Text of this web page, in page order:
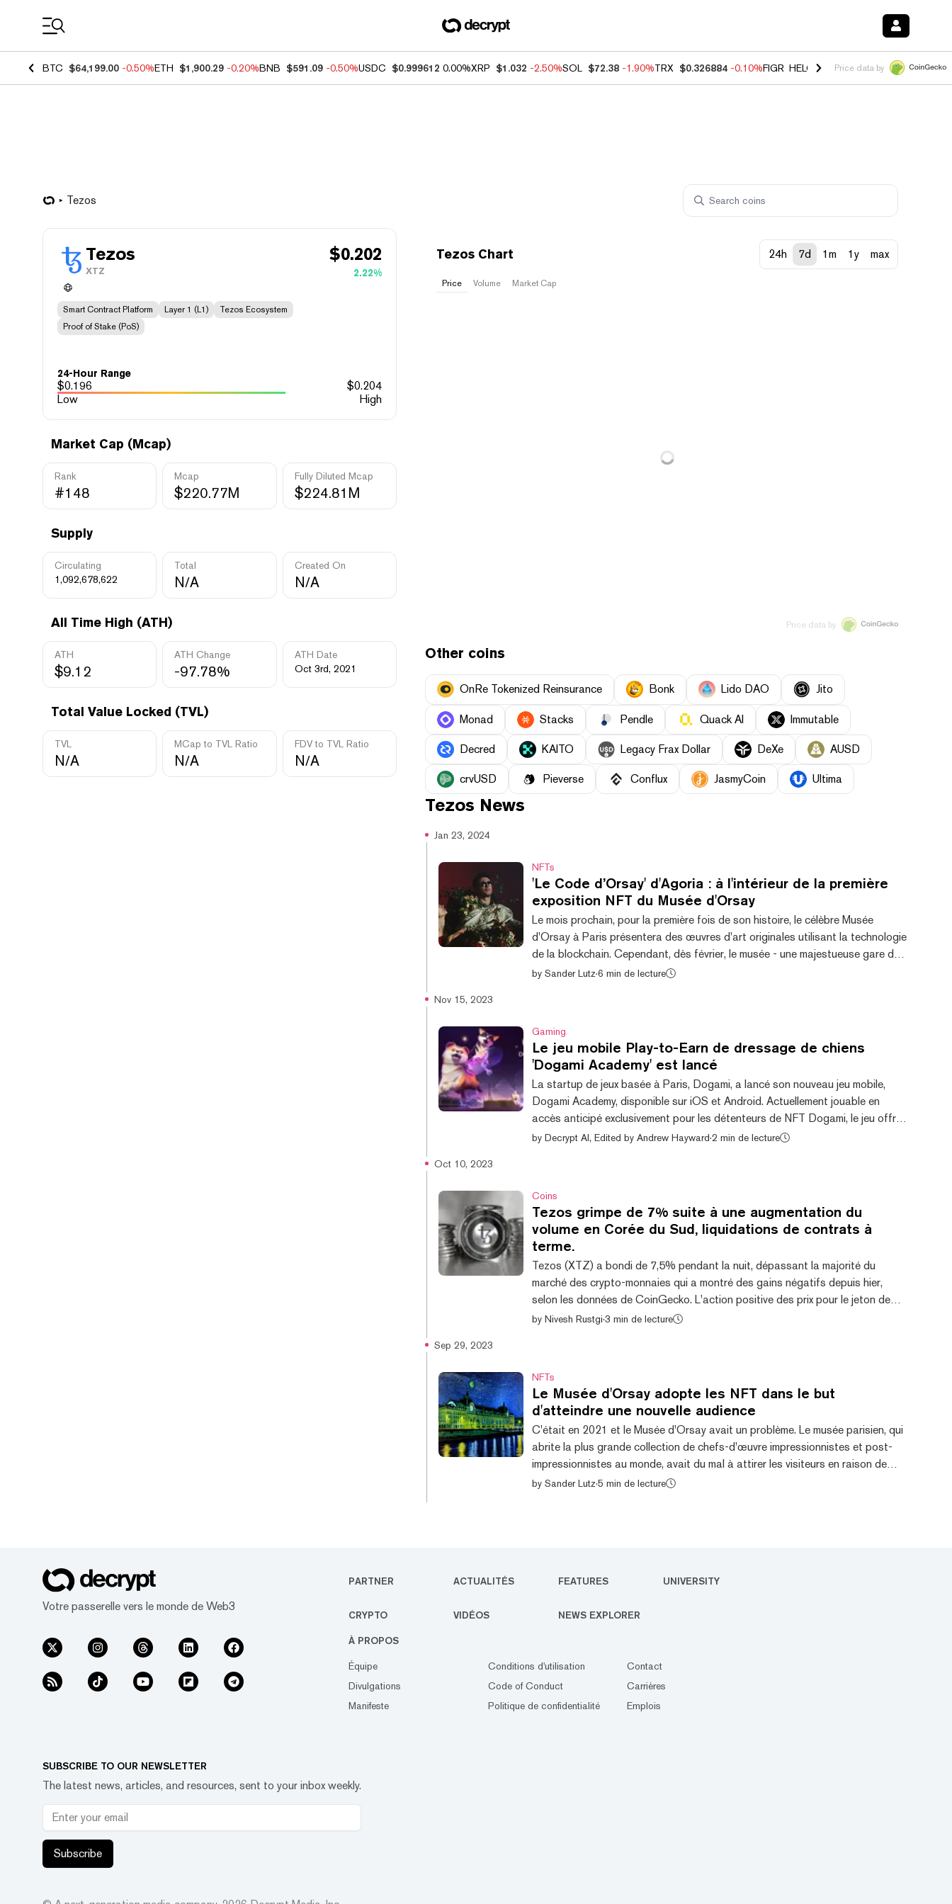
BTC $64,199.00 -0.50%ETH $1,900.29 -0.20%BNB $591.09 -0.50%USDC $0.999612 0.00%XRP $1.032 -2.50%SOL $72.38 -1.90%TRX $0.326884 -0.10%FIGR_HELOC $1.018 -3.00%HYPE
Price data by
Tezos
Tezos
XTZ
$0.202
2.22%
Smart Contract Platform Layer 1 (L1)
Tezos Ecosystem
Proof of Stake (PoS)
24-Hour Range
$0.196 $0.204
Low
High
Market Cap (Mcap)
Rank
#148
Mcap
$220.77M
Fully Diluted Mcap
$224.81M
Supply
Circulating
1,092,678,622
Total
N/A
Created On
N/A
All Time High (ATH)
ATH
$9.12
ATH Change
-97.78%
ATH Date
Oct 3rd, 2021
Total Value Locked (TVL)
TVL
N/A
MCap to TVL Ratio
N/A
FDV to TVL Ratio
N/A
Tezos Chart 24h 7d 1m 1y max
Price Volume Market Cap
Price data by
Other coins
OnRe Tokenized Reinsurance Bonk Lido DAO Jito
Monad Stacks Pendle Quack AI Immutable
Decred KAITO Legacy Frax Dollar DeXe AUSD
crvUSD Pieverse Conflux JasmyCoin Ultima
Tezos News
Jan 23, 2024
NFTs
'Le Code d’Orsay' d'Agoria : à l'intérieur de la première
exposition NFT du Musée d'Orsay
Le mois prochain, pour la première fois de son histoire, le célèbre Musée
d'Orsay à Paris présentera des œuvres d'art originales utilisant la technologie
de la blockchain. Cependant, dès février, le musée - une majestueuse gare du
XIXe siècle sur la rive gauche de la Seine, bordée par les chefs-d'œuvre de
by Sander Lutz·6 min de lecture
Nov 15, 2023
Gaming
Le jeu mobile Play-to-Earn de dressage de chiens
'Dogami Academy' est lancé
La startup de jeux basée à Paris, Dogami, a lancé son nouveau jeu mobile,
Dogami Academy, disponible sur iOS et Android. Actuellement jouable en
accès anticipé exclusivement pour les détenteurs de NFT Dogami, le jeu offre
des récompenses en jetons crypto aux joueurs. Dogami Academy est un jeu
by Decrypt AI, Edited by Andrew Hayward·2 min de lecture
Oct 10, 2023
Coins
Tezos grimpe de 7% suite à une augmentation du
volume en Corée du Sud, liquidations de contrats à
terme.
Tezos (XTZ) a bondi de 7,5% pendant la nuit, dépassant la majorité du
marché des crypto-monnaies qui a montré des gains négatifs depuis hier,
selon les données de CoinGecko. L'action positive des prix pour le jeton de
couche 1 peut probablement être attribuée à une augmentation du volume des
by Nivesh Rustgi·3 min de lecture
Sep 29, 2023
NFTs
Le Musée d'Orsay adopte les NFT dans le but
d'atteindre une nouvelle audience
C'était en 2021 et le Musée d'Orsay avait un problème. Le musée parisien, qui
abrite la plus grande collection de chefs-d'œuvre impressionnistes et post-
impressionnistes au monde, avait du mal à attirer les visiteurs en raison de
l'incertitude constante des confinements liés au Covid. Certains membres du
by Sander Lutz·5 min de lecture
Votre passerelle vers le monde de Web3
PARTNER ACTUALITÉS FEATURES UNIVERSITY
CRYPTO VIDÉOS NEWS EXPLORER
À PROPOS
Équipe
Divulgations
Manifeste
Conditions d'utilisation
Code of Conduct
Politique de confidentialité
Contact
Carrières
Emplois
SUBSCRIBE TO OUR NEWSLETTER
The latest news, articles, and resources, sent to your inbox weekly.
Subscribe